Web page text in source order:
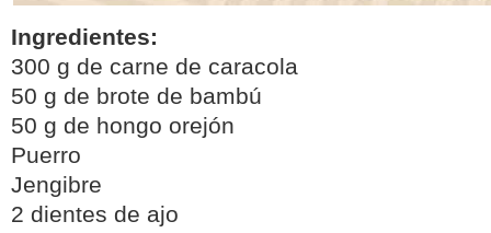
Ingredientes:
300 g de carne de caracola
50 g de brote de bambú
50 g de hongo orejón
Puerro
Jengibre
2 dientes de ajo